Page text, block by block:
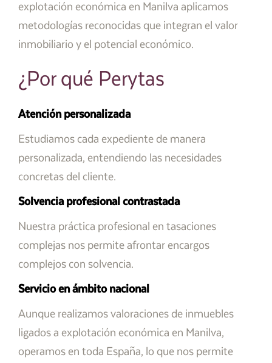
explotación económica en Manilva aplicamos
metodologías reconocidas que integran el valor
inmobiliario y el potencial económico.
¿Por qué Perytas
Atención personalizada
Estudiamos cada expediente de manera
personalizada, entendiendo las necesidades
concretas del cliente.
Solvencia profesional contrastada
Nuestra práctica profesional en tasaciones
complejas nos permite afrontar encargos
complejos con solvencia.
Servicio en ámbito nacional
Aunque realizamos valoraciones de inmuebles
ligados a explotación económica en Manilva,
operamos en toda España, lo que nos permite